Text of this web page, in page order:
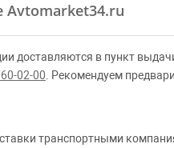
Avtomarket34.ru
доставляются в пункт
02-00 . Рекомендуем
транспортными